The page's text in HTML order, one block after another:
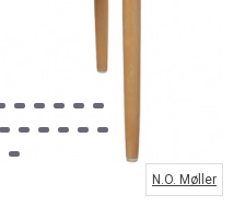
N.O. Møller